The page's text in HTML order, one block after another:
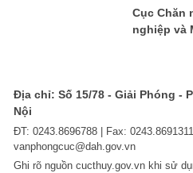
Cục Chăn
nghiệp và
Địa chỉ: Số 15/78 - Giải Phóng -
Nội
ĐT: 0243.8696788 | Fax:
vanphongcuc@dah.gov.vn
Ghi rõ nguồn cucthuy.gov.vn khi sử